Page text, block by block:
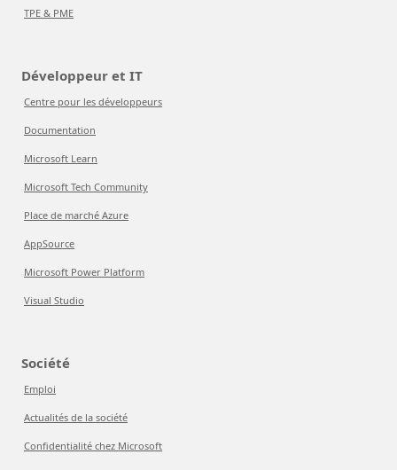
TPE & PME
Développeur et IT
Centre pour les développeurs
Documentation
Microsoft Learn
Microsoft Tech Community
Place de marché Azure
AppSource
Microsoft Power Platform
Visual Studio
Société
Emploi
Actualités de la société
Confidentialité chez Microsoft